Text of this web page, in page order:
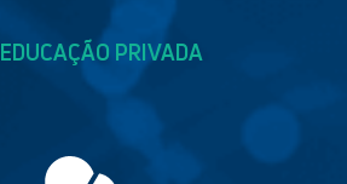
PRIVADA